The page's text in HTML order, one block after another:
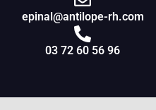
epinal@antilope-rh.com
03 72 60 56 96